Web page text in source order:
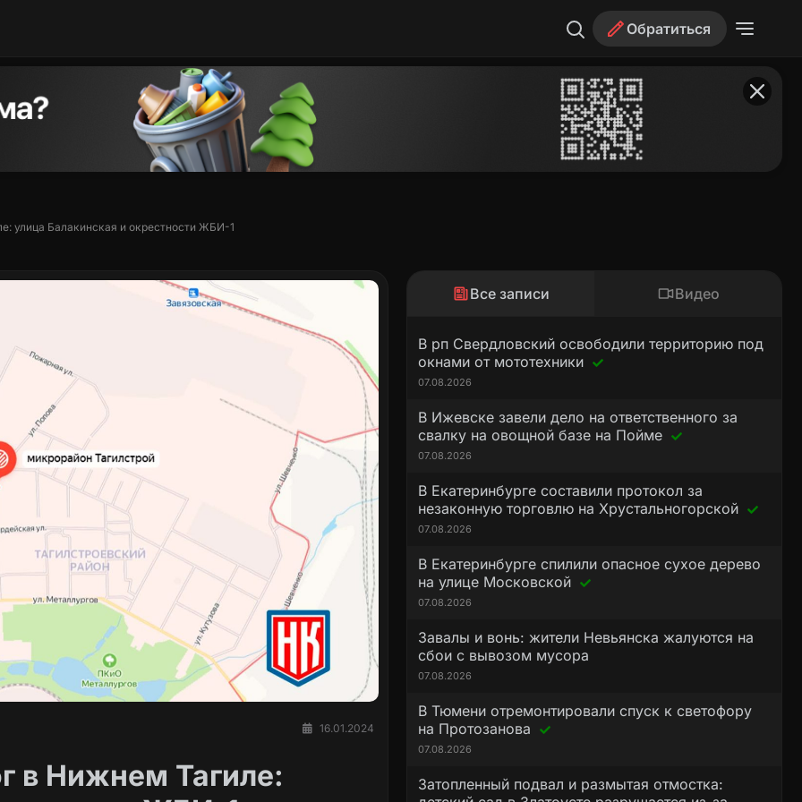
Обратиться
улица Балакинская и окрестности ЖБИ-1
16.01.2024
в Нижнем Тагиле:
Все записи Видео
В рп Свердловский освободили территорию под
окнами от мототехники
07.08.2026
В Ижевске завели дело на ответственного за
свалку на овощной базе на Пойме
07.08.2026
В Екатеринбурге составили протокол за
незаконную торговлю на Хрустальногорской
07.08.2026
В Екатеринбурге спилили опасное сухое дерево
на улице Московской
07.08.2026
Завалы и вонь: жители Невьянска жалуются на
сбои с вывозом мусора
07.08.2026
В Тюмени отремонтировали спуск к светофору
на Протозанова
07.08.2026
Затопленный подвал и размытая отмостка: